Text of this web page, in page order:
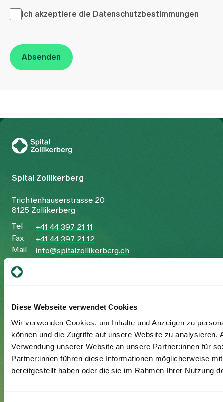
Diese Webseite verwendet Cookies
Wir verwenden Cookies, um Inhalte und Anzeigen zu
können und die Zugriffe auf unsere Website zu
Verwendung unserer Website an unsere Partner:innen für
Partner:innen führen diese Informationen möglicherweise
bereitgestellt haben oder die sie im Rahmen Ihrer Nutzung
Ich akzeptiere die <a href="/de/datenschutzerklaerung"
Ich akzeptiere die Datenschutzbestimmungen
Absenden
Ihr Aufenthalt
Eintritt
Zusatzversicherte
Spital Zollikerberg
Trichtenhauserstrasse 20
8125 Zollikerberg
Tel
+41 44 397 21 11
Fax
+41 44 397 21 12
Mail
info@spitalzollikerberg.ch